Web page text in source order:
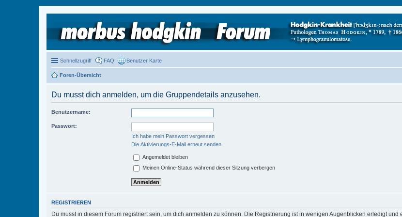
Schnellzugriff FAQ Benutzer Karte
Foren-Übersicht
Du musst dich anmelden, um die Gruppendetails anzusehen.
Benutzername:
Passwort:
Ich habe mein Passwort vergessen
Die Aktivierungs-E-Mail erneut senden
Angemeldet bleiben
Meinen Online-Status während dieser Sitzung verbergen
REGISTRIEREN
Du musst in diesem Forum registriert sein, um dich anmelden zu können. Die Registrierung ist in wenigen Augenblicken erledigt